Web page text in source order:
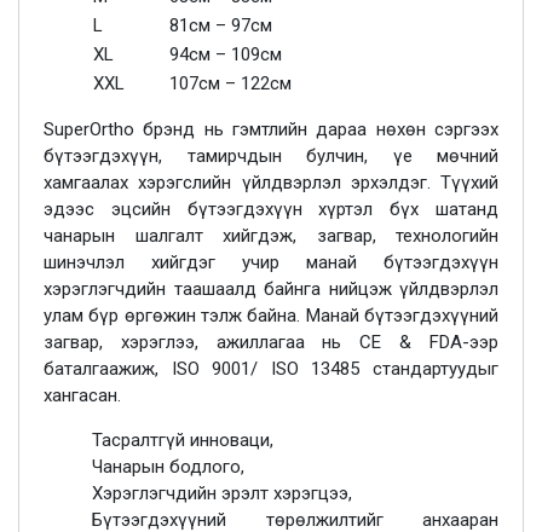
L
81см – 97см
XL
94см – 109см
XXL
107см – 122см
SuperOrtho брэнд нь гэмтлийн дараа нөхөн сэргээх
бүтээгдэхүүн, тамирчдын булчин, үе мөчний
хамгаалах хэрэгслийн үйлдвэрлэл эрхэлдэг. Түүхий
эдээс эцсийн бүтээгдэхүүн хүртэл бүх шатанд
чанарын шалгалт хийгдэж, загвар, технологийн
шинэчлэл хийгдэг учир манай бүтээгдэхүүн
хэрэглэгчдийн таашаалд байнга нийцэж үйлдвэрлэл
улам бүр өргөжин тэлж байна. Манай бүтээгдэхүүний
загвар, хэрэглээ, ажиллагаа нь CE & FDA-ээр
баталгаажиж, ISO 9001/ ISO 13485 стандартуудыг
хангасан.
Тасралтгүй инноваци,
Чанарын бодлого,
Хэрэглэгчдийн эрэлт хэрэгцээ,
Бүтээгдэхүүний төрөлжилтийг анхааран